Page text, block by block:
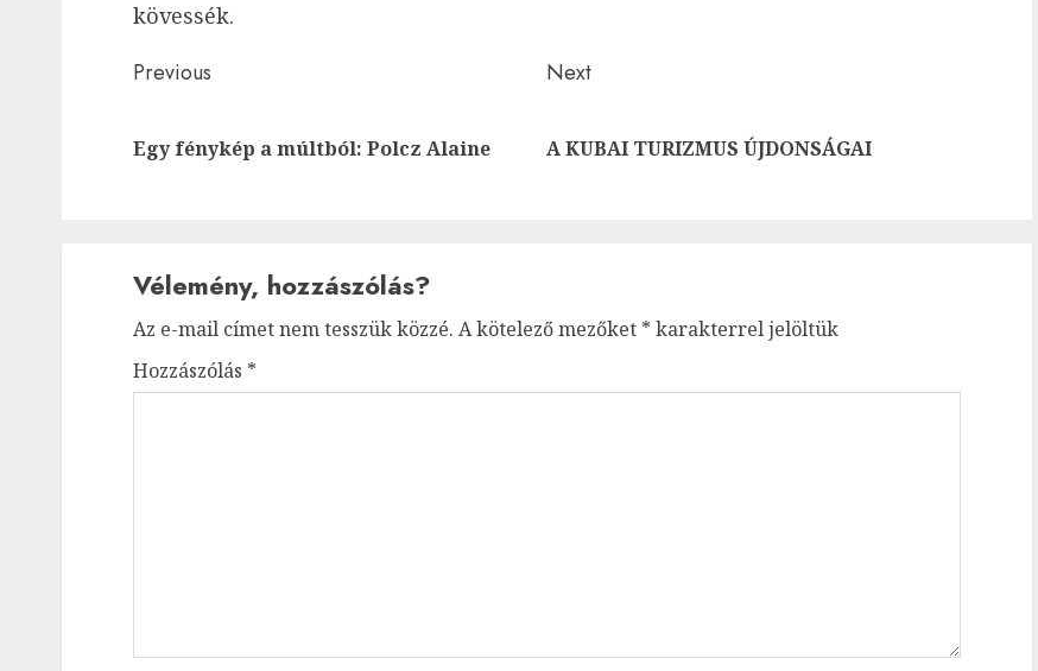
kövessék.
Post
navigation
Previous
Previous
Egy fénykép a múltból: Polcz Alaine
Next
Next
A KUBAI TURIZMUS ÚJDONSÁGAI
Vélemény, hozzászólás?
Az e-mail címet nem tesszük közzé. A kötelező mezőket * karakterrel jelöltük
Hozzászólás *